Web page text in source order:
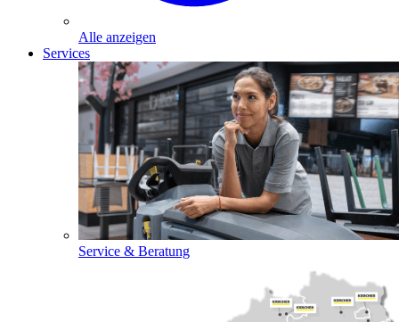
Alle anzeigen
Services
Service & Beratung